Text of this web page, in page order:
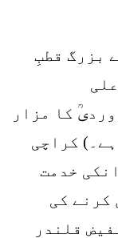
بزرگ قطبِ
کا مزار
کراچی
خدمت
کرنے کی
قلندر